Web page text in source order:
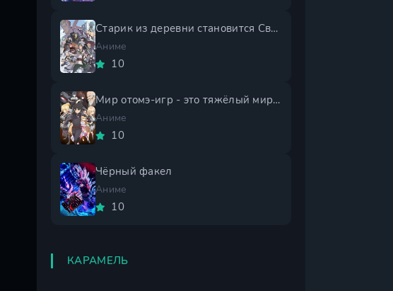
Старик из деревни становится Святым мечом 2 сезон
Аниме
10
Мир отомэ-игр - это тяжёлый мир для мобов 2 сезон
Аниме
10
Чёрный факел
Аниме
10
КАРАМЕЛЬ